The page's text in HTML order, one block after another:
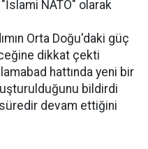
NATO" olarak
Orta Doğu'daki güç
dikkat çekti
hattında yeni bir
bildirdi
devam ettiğini